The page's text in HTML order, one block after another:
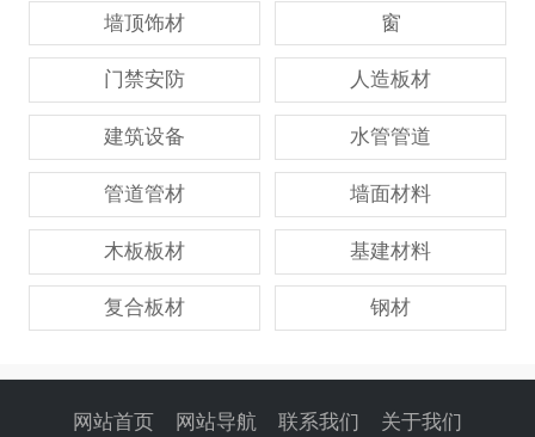
墙顶饰材 窗
门禁安防 人造板材
建筑设备 水管管道
管道管材 墙面材料
木板板材 基建材料
复合板材 钢材
网站首页 网站导航 联系我们 关于我们